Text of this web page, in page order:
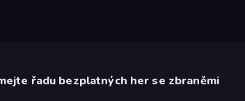
řadu bezplatných her se zbraněmi